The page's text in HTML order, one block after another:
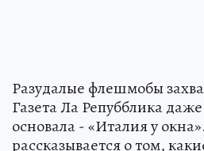
Разудалые флешмобы
Газета Ла Репубблика
основала - «Италия у
рассказывается о том,